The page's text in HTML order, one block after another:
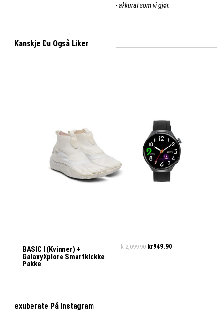
- akkurat som vi gjør.
Kanskje Du Også Liker
BASIC I (Kvinner) +
GalaxyXplore Smartklokke
Pakke
kr2,099.90 kr949.90
exuberate På Instagram